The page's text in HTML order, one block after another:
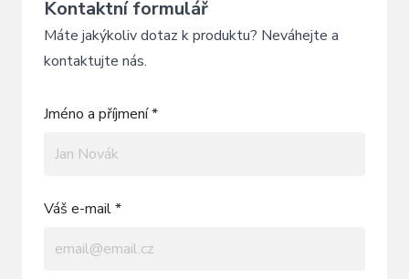
Kontaktní formulář
Máte jakýkoliv dotaz k produktu? Neváhejte a
kontaktujte nás.
Jméno a příjmení *
Váš e-mail *